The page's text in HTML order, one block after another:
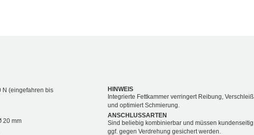
N (eingefahren bis
20 mm
HINWEIS
Integrierte Fettkammer verringert Reibung, Verschleiß
und optimiert Schmierung.
ANSCHLUSSARTEN
Sind beliebig kombinierbar und müssen kundenseitig
ggf. gegen Verdrehung gesichert werden.